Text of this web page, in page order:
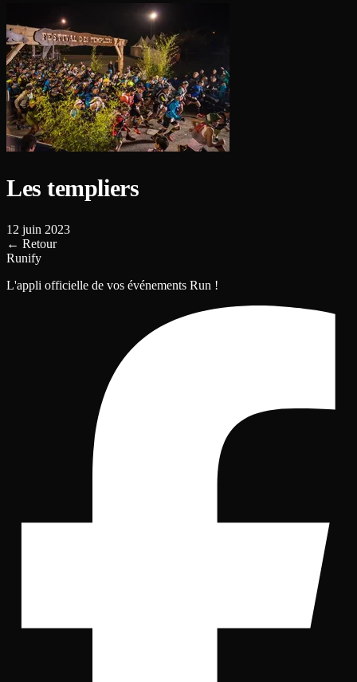
Les templiers
12 juin 2023
← Retour
Runify
L'appli officielle de vos événements Run !